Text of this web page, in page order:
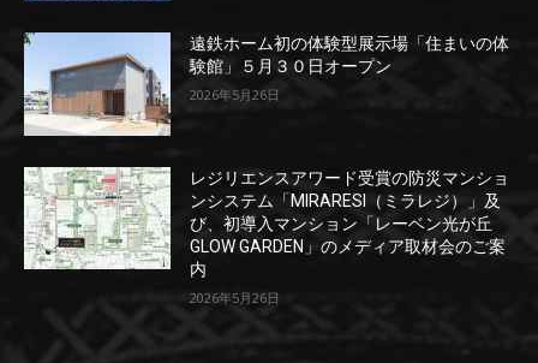
遠鉄ホーム初の体験型展示場「住まいの体
験館」５月３０日オープン
2026年5月26日
レジリエンスアワード受賞の防災マンショ
ンシステム「MIRARESI（ミラレジ）」及
び、初導入マンション「レーベン光が丘
GLOW GARDEN」のメディア取材会のご案
内
2026年5月26日